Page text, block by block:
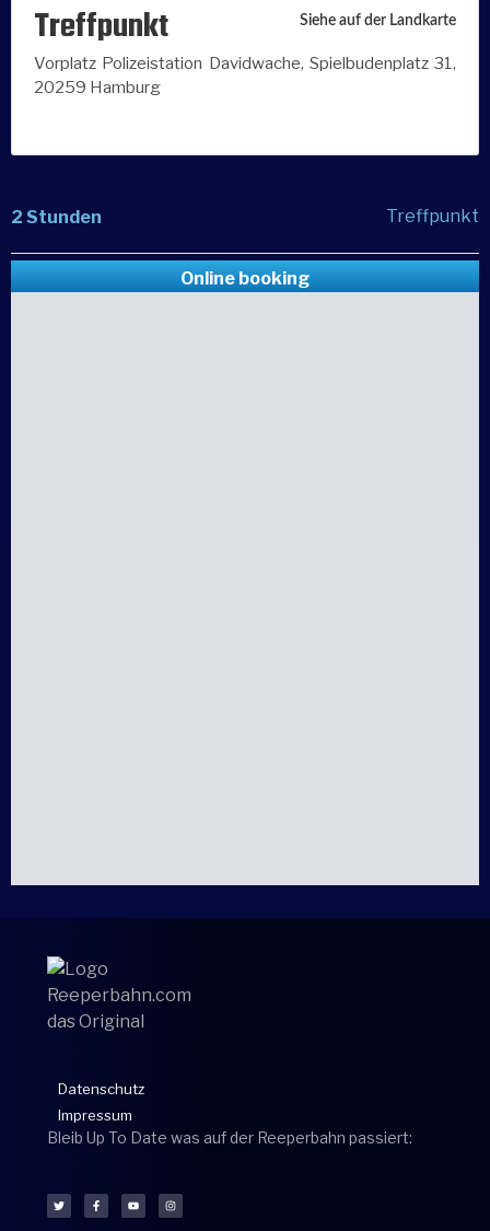
Treffpunkt Siehe auf der Landkarte
Vorplatz Polizeistation Davidwache, Spielbudenplatz 31,
20259 Hamburg
2 Stunden Treffpunkt
Online booking
Datenschutz
Impressum
Bleib Up To Date was auf der Reeperbahn passiert: